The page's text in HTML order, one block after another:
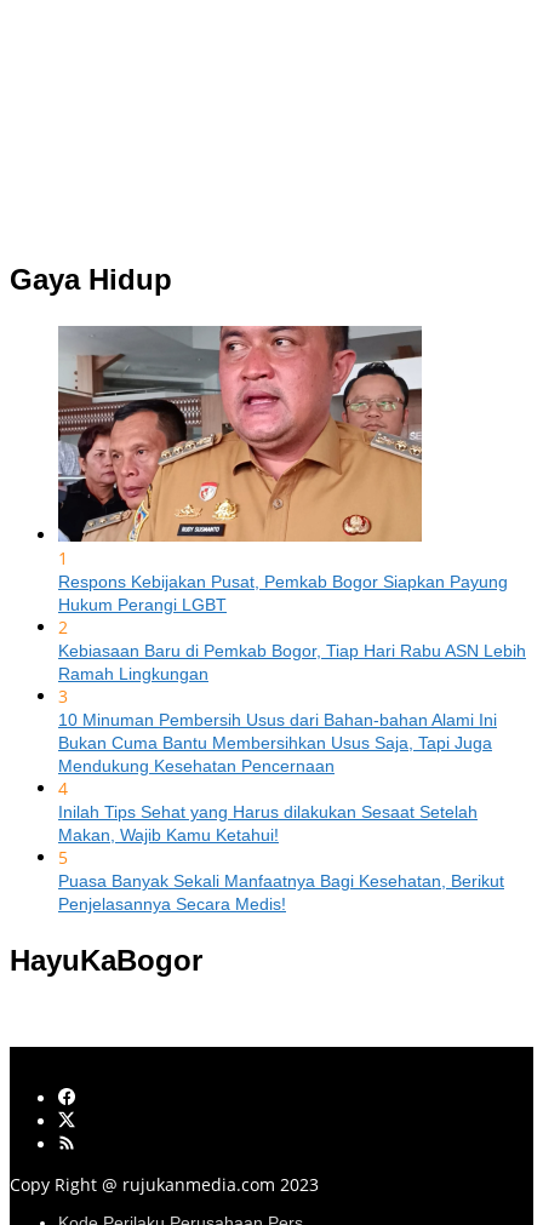
Gaya Hidup
1
Respons Kebijakan Pusat, Pemkab Bogor Siapkan Payung
Hukum Perangi LGBT
2
Kebiasaan Baru di Pemkab Bogor, Tiap Hari Rabu ASN Lebih
Ramah Lingkungan
3
10 Minuman Pembersih Usus dari Bahan-bahan Alami Ini
Bukan Cuma Bantu Membersihkan Usus Saja, Tapi Juga
Mendukung Kesehatan Pencernaan
4
Inilah Tips Sehat yang Harus dilakukan Sesaat Setelah
Makan, Wajib Kamu Ketahui!
5
Puasa Banyak Sekali Manfaatnya Bagi Kesehatan, Berikut
Penjelasannya Secara Medis!
HayuKaBogor
Copy Right @ rujukanmedia.com 2023